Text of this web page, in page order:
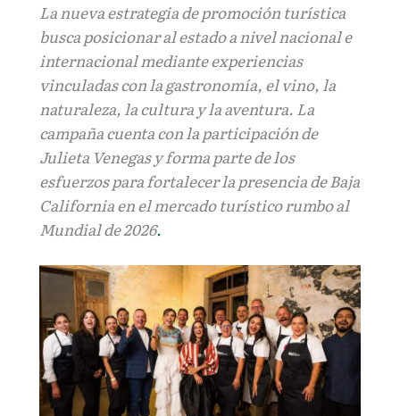
La nueva estrategia de promoción turística
busca posicionar al estado a nivel nacional e
internacional mediante experiencias
vinculadas con la gastronomía, el vino, la
naturaleza, la cultura y la aventura. La
campaña cuenta con la participación de
Julieta Venegas y forma parte de los
esfuerzos para fortalecer la presencia de Baja
California en el mercado turístico rumbo al
Mundial de 2026.